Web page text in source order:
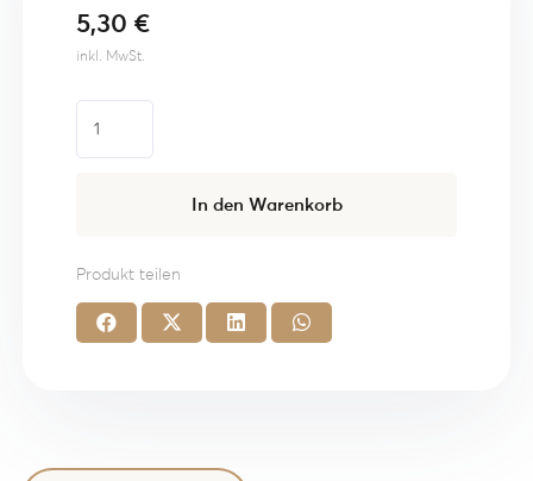
5,30€
inkl. MwSt.
In den Warenkorb
Produkt teilen